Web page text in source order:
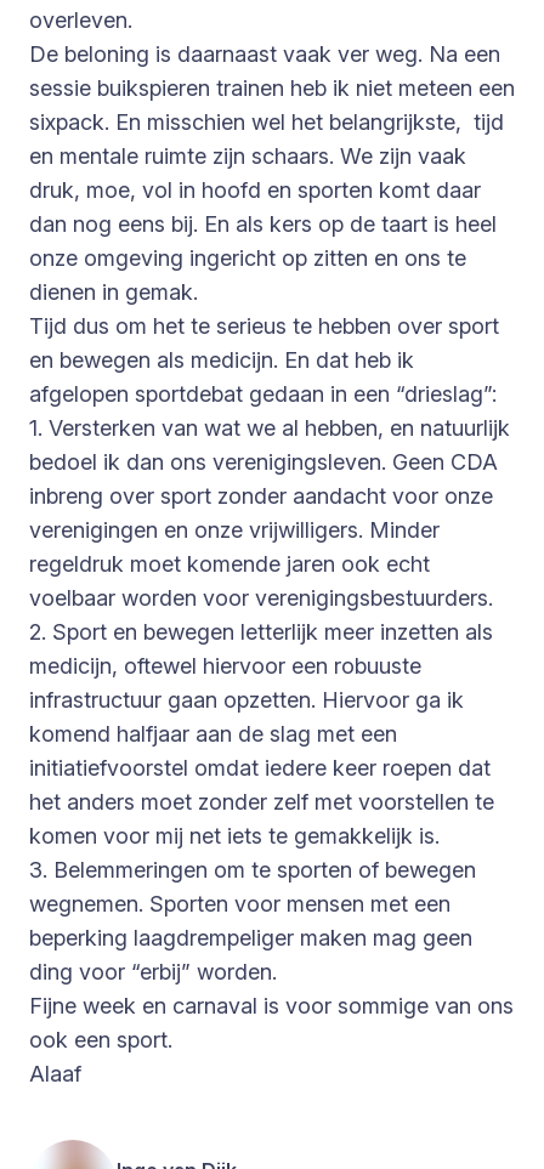
overleven.
De beloning is daarnaast vaak ver weg. Na een
sessie buikspieren trainen heb ik niet meteen een
sixpack. En misschien wel het belangrijkste, tijd
en mentale ruimte zijn schaars. We zijn vaak
druk, moe, vol in hoofd en sporten komt daar
dan nog eens bij. En als kers op de taart is heel
onze omgeving ingericht op zitten en ons te
dienen in gemak.
Tijd dus om het te serieus te hebben over sport
en bewegen als medicijn. En dat heb ik
afgelopen sportdebat gedaan in een “drieslag”:
1. Versterken van wat we al hebben, en natuurlijk
bedoel ik dan ons verenigingsleven. Geen CDA
inbreng over sport zonder aandacht voor onze
verenigingen en onze vrijwilligers. Minder
regeldruk moet komende jaren ook echt
voelbaar worden voor verenigingsbestuurders.
2. Sport en bewegen letterlijk meer inzetten als
medicijn, oftewel hiervoor een robuuste
infrastructuur gaan opzetten. Hiervoor ga ik
komend halfjaar aan de slag met een
initiatiefvoorstel omdat iedere keer roepen dat
het anders moet zonder zelf met voorstellen te
komen voor mij net iets te gemakkelijk is.
3. Belemmeringen om te sporten of bewegen
wegnemen. Sporten voor mensen met een
beperking laagdrempeliger maken mag geen
ding voor “erbij” worden.
Fijne week en carnaval is voor sommige van ons
ook een sport.
Alaaf